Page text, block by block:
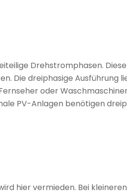
Drehstromphasen.
Die dreiphasige Ausführung
oder
PV-Anlagen benötigen
hier vermieden. Bei